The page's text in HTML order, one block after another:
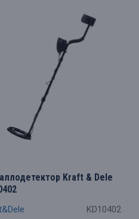
KD10402
Kraft & Dele